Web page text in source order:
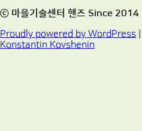
ⓒ 마을기술센터 핸즈 Since 2014
Proudly powered by WordPress
Konstantin Kovshenin